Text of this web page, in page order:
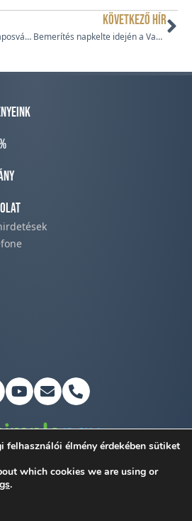
Átadták az új imaházat Kaposváron
KÖVETKEZŐ HÍR
Bemerítés napkelte idején a Vadkerti-tóban
tájékoztató
felhasználói élmény érdekében sütiket
which cookies we are using or
.